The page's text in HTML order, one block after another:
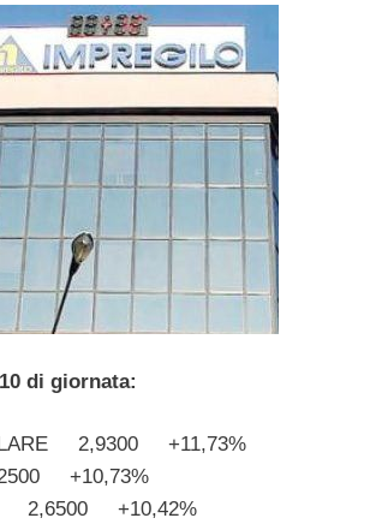
di giornata:
2,9300 +11,73%
+10,73%
2,6500 +10,42%